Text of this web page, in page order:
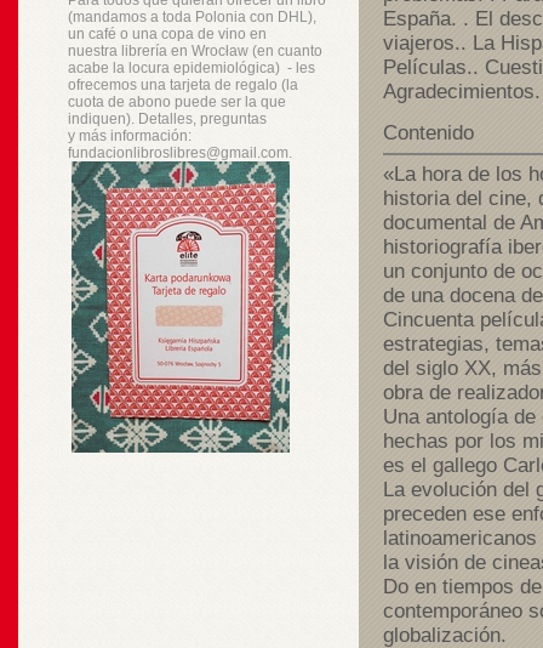
(mandamos a toda Polonia con DHL),
un café o una copa de vino en
nuestra libreríaen Wrocław (en cuanto
acabe la locura epidemiológica) - les
ofrecemos una tarjeta de regalo (la
cuota de abono puede ser la que
indiquen). Detalles, preguntas
y másinformación:
fundacionlibroslibres@gmail.com.
España. . El
viajeros.. La
Películas..
Agradecimientos.
Contenido
«La hora de los
historia del cine,
documental de
historiografía
un conjunto de
de una docena
Cincuenta
estrategias,
del siglo XX,
obra de
Una antología
hechas por los
es el gallego
La evolución del
preceden ese
la visión de
Do en tiempos
contemporáneo
globalización.